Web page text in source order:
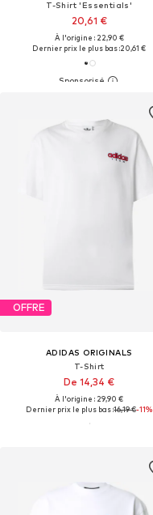
T-Shirt 'Essentials'
20,61 €
À l'origine : 22,90 €
Dernier prix le plus bas :20,61 €
OFFRE
ADIDAS ORIGINALS
T-Shirt
De 14,34 €
À l'origine : 29,90 €
Dernier prix le plus bas :16,19 €-11%